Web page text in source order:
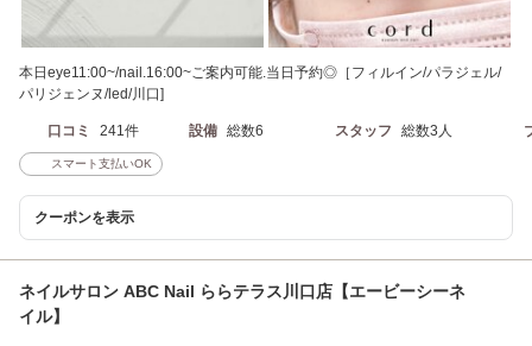
本日eye11:00~/nail.16:00~ご案内可能.当日予約◎［フィルイン/パラジェル/
パリジェンヌ/led/川口]
口コミ 241件 設備 総数6 スタッフ 総数3人
スマート支払いOK
クーポンを表示
ネイルサロン ABC Nail ららテラス川口店【エービーシーネ
イル】